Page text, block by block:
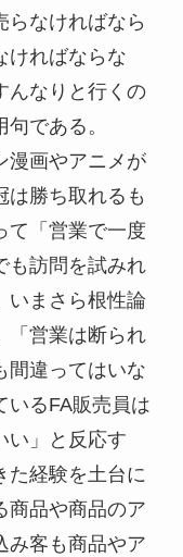
らなければなら
ければならな
んなりと行くの
である。
漫画やアニメが
は勝ち取れるも
て「営業で一度
も訪問を試みれ
いまさら根性論
「営業は断られ
間違ってはいな
いるFA販売員は
い」と反応す
た経験を土台に
商品や商品のア
み客も商品やア